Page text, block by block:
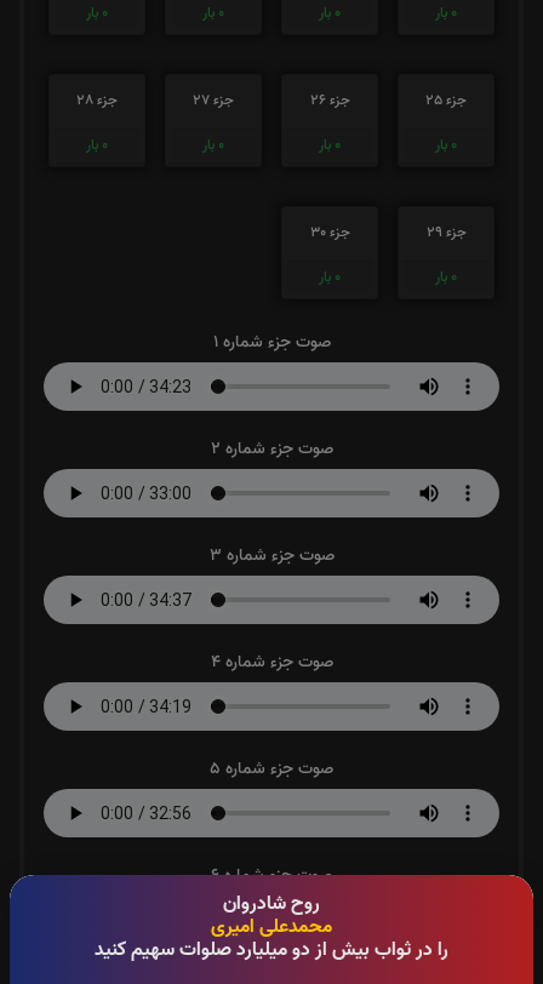
روح شادروان
محمدعلی امیری
را در ثواب بیش از دو میلیارد صلوات سهیم کنید
0 بار
0 بار
0 بار
0 بار
جزء 25
0 بار
جزء 26
0 بار
جزء 27
0 بار
جزء 28
0 بار
جزء 29
0 بار
جزء 30
0 بار
صوت جزء شماره 1
صوت جزء شماره 2
صوت جزء شماره 3
صوت جزء شماره 4
صوت جزء شماره 5
صوت جزء شماره 6